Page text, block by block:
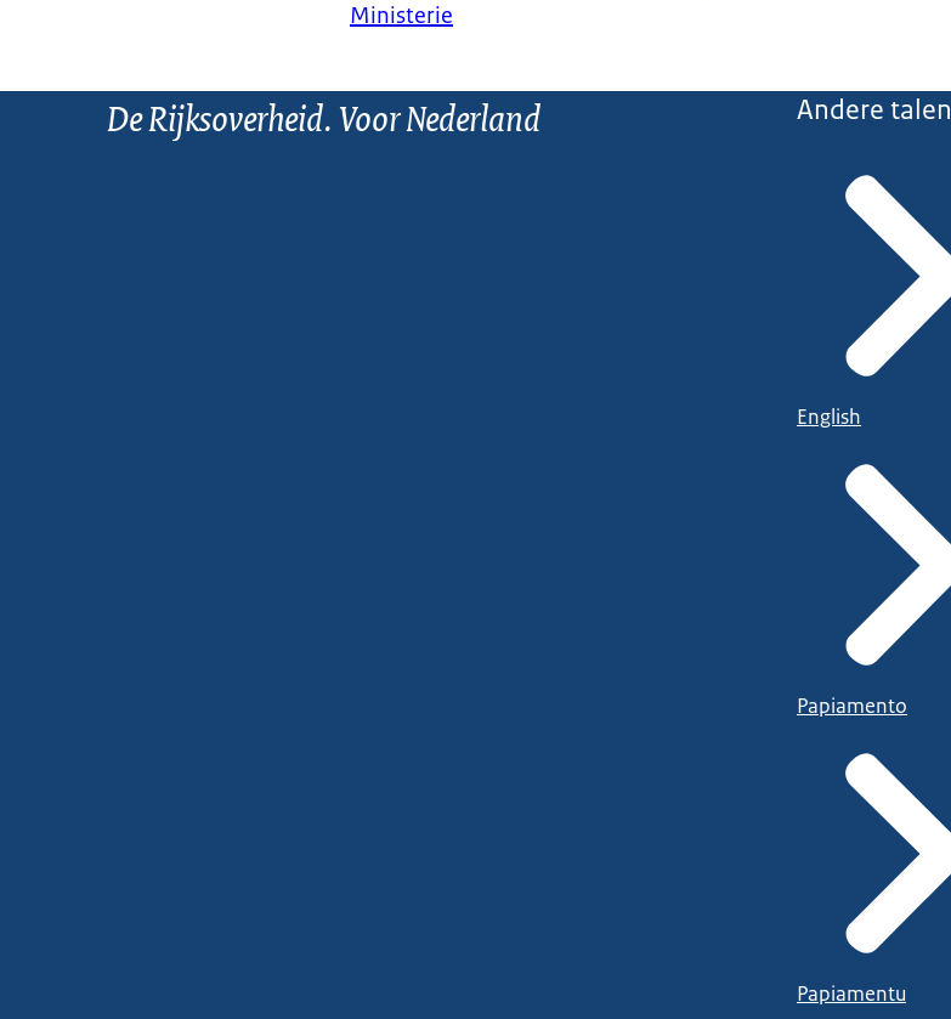
Ministerie
De Rijksoverheid. Voor Nederland Andere talen
English
Papiamento
Papiamentu